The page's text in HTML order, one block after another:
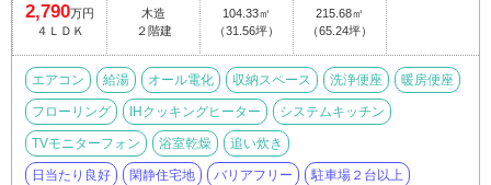
2,790万円
４ＬＤＫ
木造
２階建
104.33㎡
（31.56坪）
215.68㎡
（65.24坪）
エアコン 給湯 オール電化 収納スペース 洗浄便座 暖房便座
フローリング IHクッキングヒーター システムキッチン
TVモニターフォン 浴室乾燥 追い炊き
日当たり良好 閑静住宅地 バリアフリー 駐車場２台以上